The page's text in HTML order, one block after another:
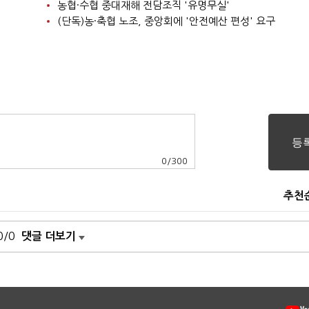
농협·수협 중대재해 전담조직 '유명무실'
(단독)농·축협 노조, 중앙회에 '안전예산 편성' 요구
0 /300
추천
0 댓글 더보기